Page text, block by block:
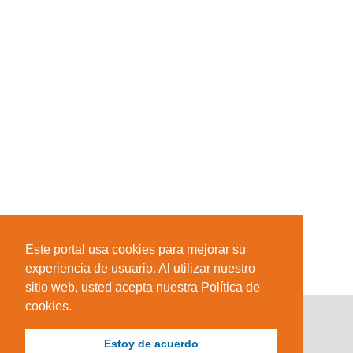
Este portal usa cookies para mejorar su
experiencia de usuario. Al utilizar nuestro
sitio web, usted acepta nuestra Política de
cookies.
Estoy de acuerdo